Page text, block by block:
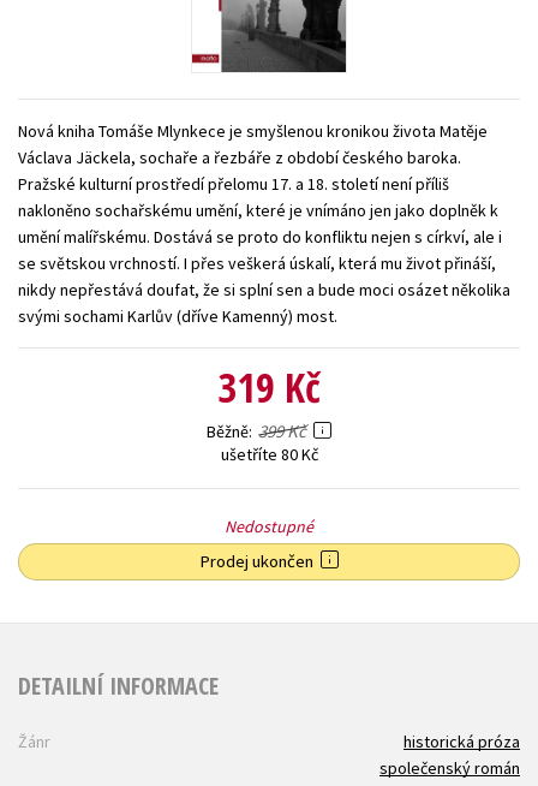
Zahraniční literatura
Nová kniha Tomáše Mlynkece je smyšlenou kronikou života Matěje
Václava Jäckela, sochaře a řezbáře z období českého baroka.
Pražské kulturní prostředí přelomu 17. a 18. století není příliš
nakloněno sochařskému umění, které je vnímáno jen jako doplněk k
umění malířskému. Dostává se proto do konfliktu nejen s církví, ale i
se světskou vrchností. I přes veškerá úskalí, která mu život přináší,
nikdy nepřestává doufat, že si splní sen a bude moci osázet několika
svými sochami Karlův (dříve Kamenný) most.
319 Kč
Běžně 399 Kč
ušetříte 80 Kč
Nedostupné
Prodej ukončen
DETAILNÍ INFORMACE
Žánr
historická próza
společenský román